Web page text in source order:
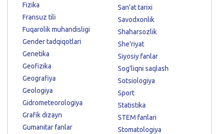
Fizika
Fransuz tili
Fuqarolik muhandisligi
Gender tadqiqotlari
Genetika
Geofizika
Geografiya
Geologiya
Gidrometeorologiya
Grafik dizayn
Gumanitar fanlar
San'at tarixi
Savodxonlik
Shaharsozlik
She'riyat
Siyosiy fanlar
Sog'liqni saqlash
Sotsiologiya
Sport
Statistika
STEM fanlari
Stomatologiya